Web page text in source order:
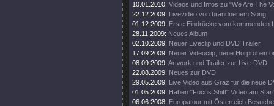
10.01.2010: Videos und Infos zu "We Are The
22.12.2009: Livevideo von brandneuem Song.
01.12.2009: Erste Eindrücke vom kommenden
28.11.2009: Neues Album
02.10.2009: Neuer Liveclip und DVD Trailer.
17.09.2009: Neuer Videoclip, neue Hörproben
08.09.2009: Artwork und Trailer zur Live-DVD
22.08.2009: Neues zur DVD
29.05.2009: Live Video aus Graz für die neue
01.05.2009: Haben "Focus Shift" Video am
06.06.2008: Europatour mit Österreich